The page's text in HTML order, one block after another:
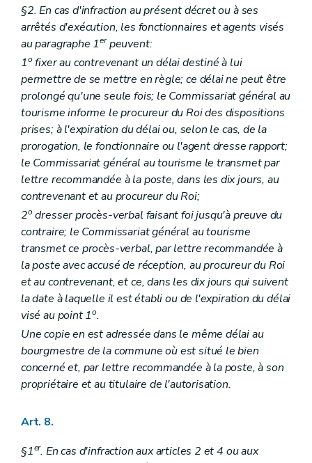
§2. En cas d'infraction au présent décret ou à ses
arrêtés d'exécution, les fonctionnaires et agents visés
au paragraphe 1erpeuvent:
1o fixer au contrevenant un délai destiné à lui
permettre de se mettre en règle; ce délai ne peut être
prolongé qu'une seule fois; le Commissariat général au
tourisme informe le procureur du Roi des dispositions
prises; à l'expiration du délai ou, selon le cas, de la
prorogation, le fonctionnaire ou l'agent dresse rapport;
le Commissariat général au tourisme le transmet par
lettre recommandée à la poste, dans les dix jours, au
contrevenant et au procureur du Roi;
2o dresser procès-verbal faisant foi jusqu'à preuve du
contraire; le Commissariat général au tourisme
transmet ce procès-verbal, par lettre recommandée à
la poste avec accusé de réception, au procureur du Roi
et au contrevenant, et ce, dans les dix jours qui suivent
la date à laquelle il est établi ou de l'expiration du délai
visé au point 1o.
Une copie en est adressée dans le même délai au
bourgmestre de la commune où est situé le bien
concerné et, par lettre recommandée à la poste, à son
propriétaire et au titulaire de l'autorisation.
Art. 8.
§1er. En cas d'infraction aux articles 2 et 4 ou aux